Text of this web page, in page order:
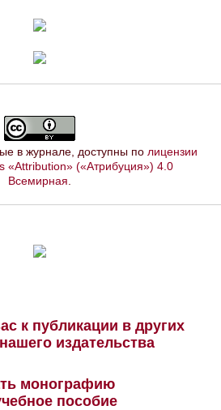
в журнале, доступны по лицензии
«Attribution» («Атрибуция») 4.0
Всемирная
к публикации в других
издательства
монографию
пособие